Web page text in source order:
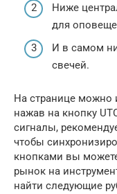
Ниже
для
И в самом
свечей.
На странице можно
нажав на кнопку
сигналы,
чтобы
кнопками вы
рынок на
найти следующие